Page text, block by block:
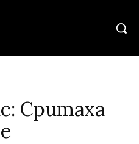
Сритаха